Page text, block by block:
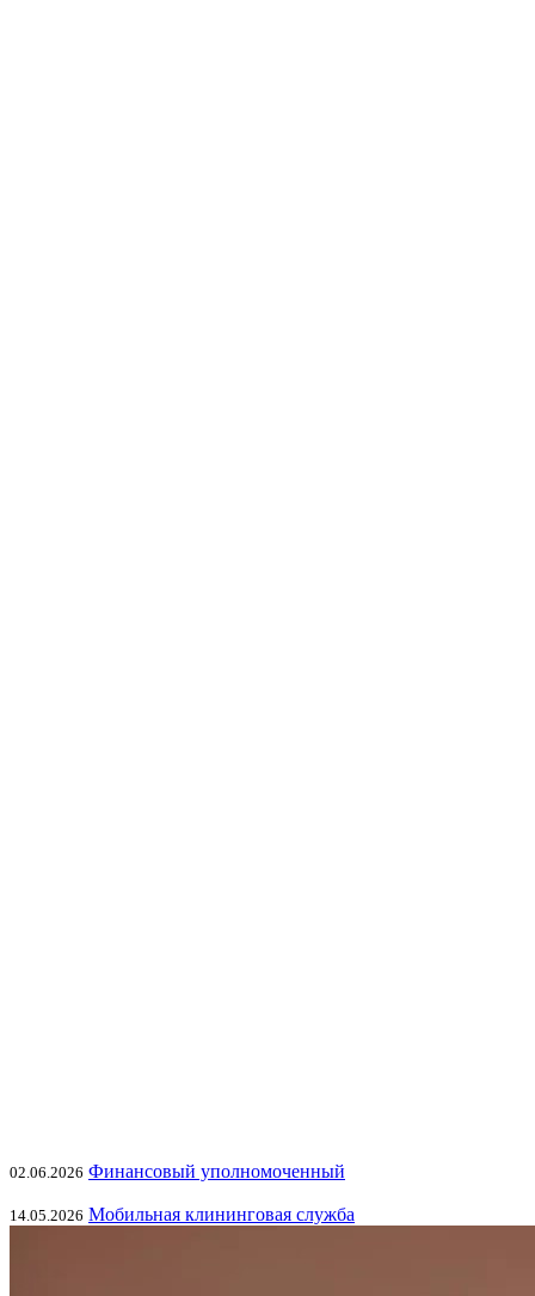
02.06.2026 Финансовый уполномоченный
14.05.2026 Мобильная клининговая служба